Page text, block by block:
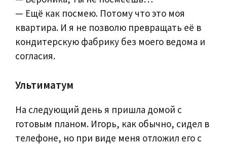
— Ещё как посмею. Потому что это моя
квартира. И я не позволю превращать её в
кондитерскую фабрику без моего ведома и
согласия.
Ультиматум
На следующий день я пришла домой с
готовым планом. Игорь, как обычно, сидел в
телефоне, но при виде меня отложил его с